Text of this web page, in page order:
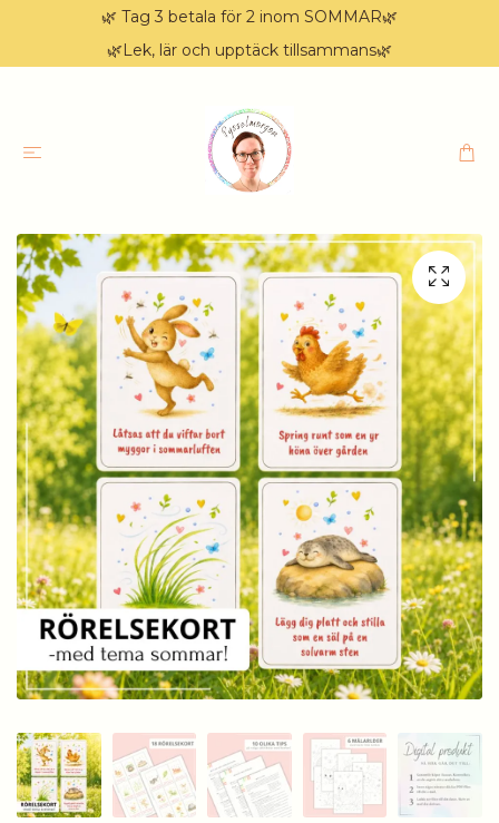
🌿 Tag 3 betala för 2 inom SOMMAR🌿
🌿Lek, lär och upptäck tillsammans🌿